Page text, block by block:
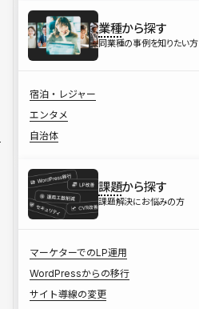
業種から探す
同業種の事例を知りたい方
宿泊・レジャー
エンタメ
自治体
課題から探す
課題解決にお悩みの方
マーケターでのLP運用
WordPressからの移行
サイト導線の変更